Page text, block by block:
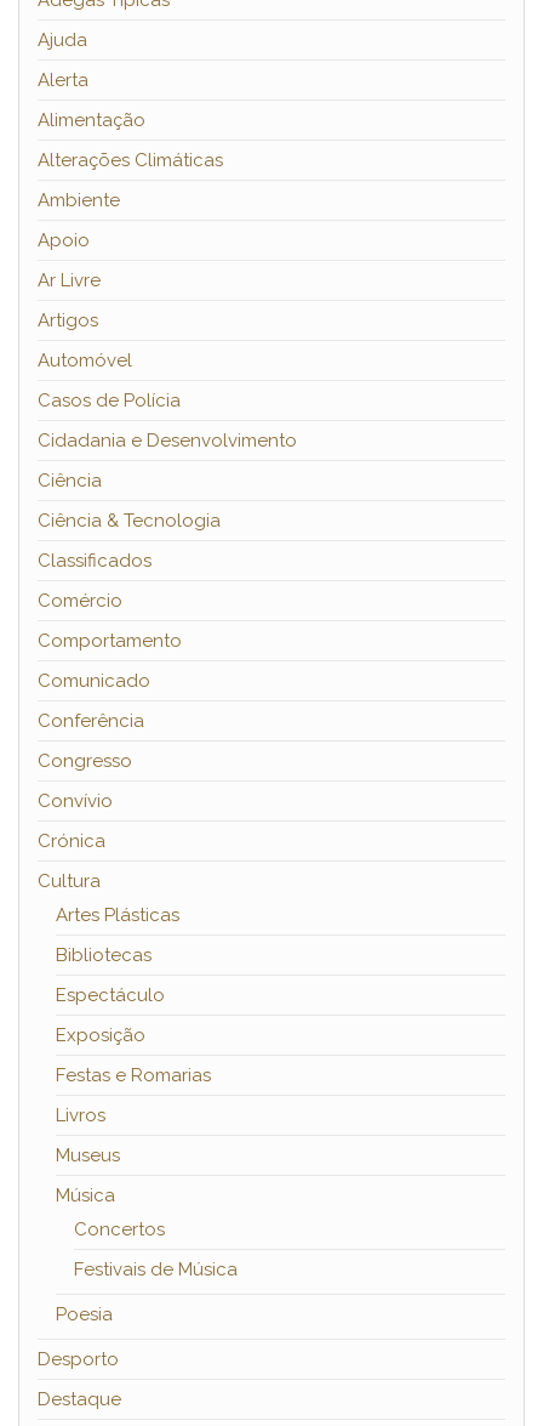
Ajuda
Alerta
Alimentação
Alterações Climáticas
Ambiente
Apoio
Ar Livre
Artigos
Automóvel
Casos de Polícia
Cidadania e Desenvolvimento
Ciência
Ciência & Tecnologia
Classificados
Comércio
Comportamento
Comunicado
Conferência
Congresso
Convívio
Crónica
Cultura
Artes Plásticas
Bibliotecas
Espectáculo
Exposição
Festas e Romarias
Livros
Museus
Música
Concertos
Festivais de Música
Poesia
Desporto
Destaque